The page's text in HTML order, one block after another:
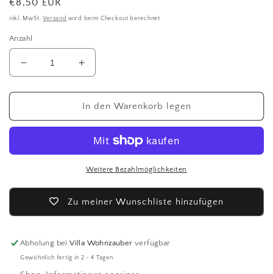
Normaler
Preis
€8,50 EUR
inkl. MwSt.Versand wird beim Checkout berechnet
Anzahl
Verringere
die
Menge
DBKD
/
Weihnachtsbaum
vanilla
Erhöhe
die
Menge
für
DBKD
Tree
/
Weihnachtsbaum
vanilla
In den Warenkorb legen
Weitere Bezahlmöglichkeiten
Zu meiner Wunschliste hinzufügen
Abholung beiVilla Wohnzauber verfügbar
Gewöhnlich fertig in 2 - 4 Tagen